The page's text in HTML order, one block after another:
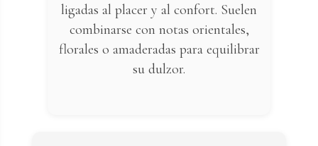
ligadas al placer y al confort. Suelen
combinarse con notas orientales,
florales o amaderadas para equilibrar
su dulzor.